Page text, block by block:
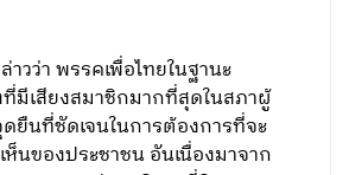
วว่า พรรคเพื่อไทยในฐานะ
มีเสียงสมาชิกมากที่สุดในสภาผู้
ยืนที่ชัดเจนในการต้องการที่จะ
นของประชาชน อันเนื่องมาจาก